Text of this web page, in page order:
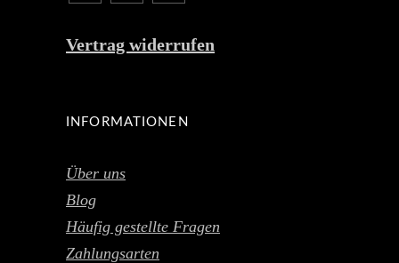
Vertrag widerrufen
INFORMATIONEN
Über uns
Blog
Häufig gestellte Fragen
Zahlungsarten